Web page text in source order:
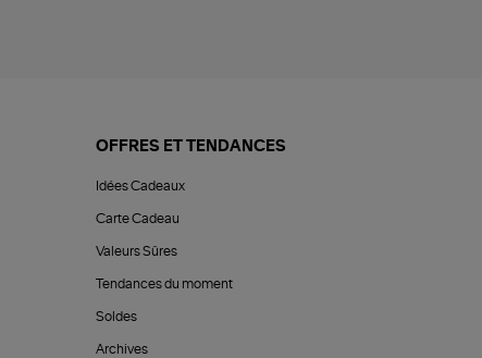
OFFRES ET TENDANCES
Idées Cadeaux
Carte Cadeau
Valeurs Sûres
Tendances du moment
Soldes
Archives